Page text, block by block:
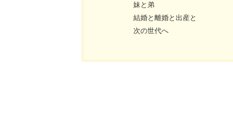
妹と弟
結婚と離婚と出産と
次の世代へ